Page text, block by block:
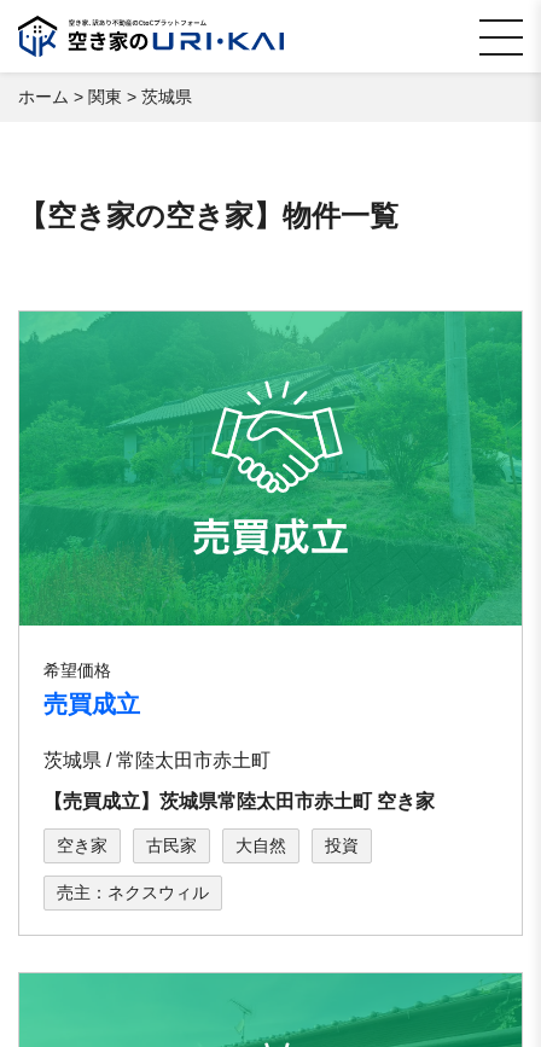
ホーム > 関東 > 茨城県
【空き家の空き家】物件一覧
希望価格
売買成立
茨城県 / 常陸太田市赤土町
【売買成立】茨城県常陸太田市赤土町 空き家
空き家 古民家 大自然 投資
売主：ネクスウィル